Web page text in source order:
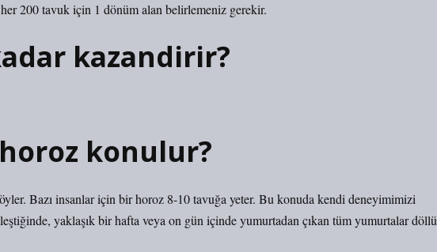
200 tavuk için 1 dönüm alan belirlemeniz gerekir.
kazandirir?
konulur?
Bazı insanlar için bir horoz 8-10 tavuğa yeter. Bu konuda kendi deneyimimizi
yaklaşık bir hafta veya on gün içinde yumurtadan çıkan tüm yumurtalar döllü